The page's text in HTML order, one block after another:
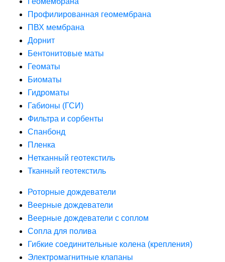
Профилированная геомембрана
ПВХ мембрана
Дорнит
Бентонитовые маты
Геоматы
Биоматы
Гидроматы
Габионы (ГСИ)
Фильтра и сорбенты
Спанбонд
Пленка
Нетканный геотекстиль
Тканный геотекстиль
Роторные дождеватели
Веерные дождеватели
Веерные дождеватели с соплом
Сопла для полива
Гибкие соединительные колена (крепления)
Электромагнитные клапаны